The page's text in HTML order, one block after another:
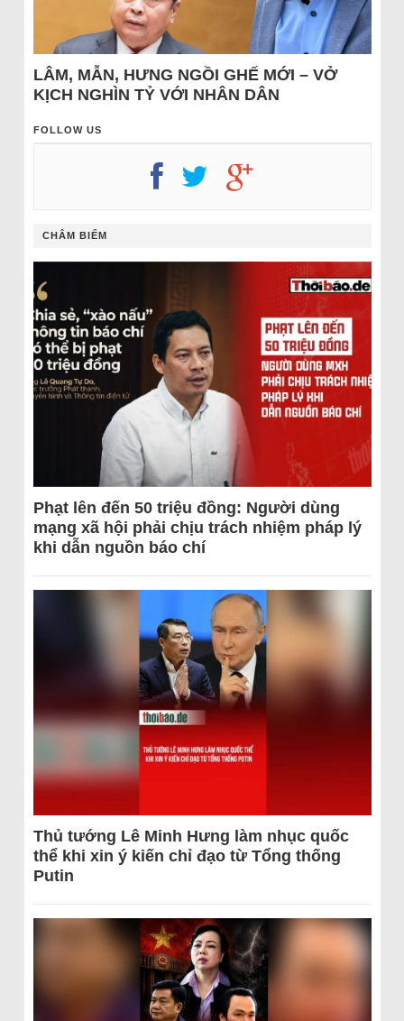
LÂM, MẪN, HƯNG NGỒI GHẾ MỚI – VỞ
KỊCH NGHÌN TỶ VỚI NHÂN DÂN
FOLLOW US
CHÂM BIẾM
Phạt lên đến 50 triệu đồng: Người dùng
mạng xã hội phải chịu trách nhiệm pháp lý
khi dẫn nguồn báo chí
Thủ tướng Lê Minh Hưng làm nhục quốc
thể khi xin ý kiến chỉ đạo từ Tổng thống
Putin